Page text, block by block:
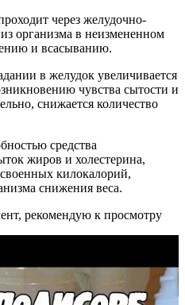
через желудочно-
организма в неизмененном
и всасыванию.
в желудок увеличивается
чувства сытости и
снижается количество
средства
жиров и холестерина,
килокалорий,
снижения веса.
рекомендую к просмотру